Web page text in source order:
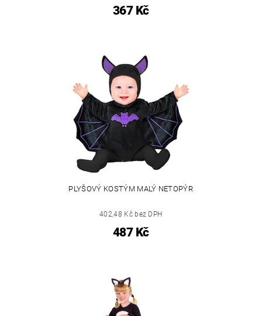
367 Kč
PLYŠOVÝ KOSTÝM MALÝ NETOPÝR
402,48 Kč bez DPH
487 Kč